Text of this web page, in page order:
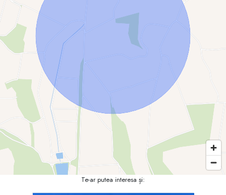
Te-ar putea interesa și: